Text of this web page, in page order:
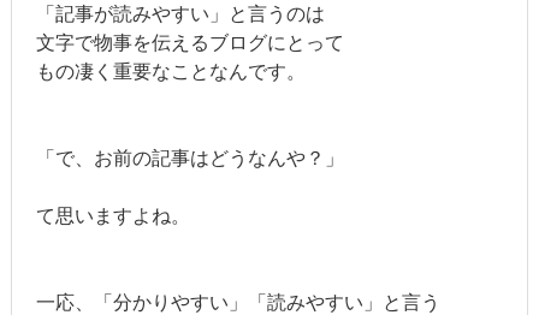
「記事が読みやすい」と言うのは
文字で物事を伝えるブログにとって
もの凄く重要なことなんです。
「で、お前の記事はどうなんや？」
て思いますよね。
一応、「分かりやすい」「読みやすい」と言う